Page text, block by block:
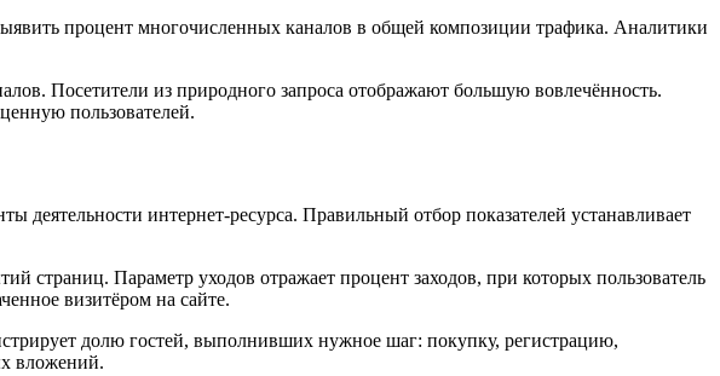
процент многочисленных каналов в общей композиции трафика. Аналитики
Посетители из природного запроса отображают большую вовлечённость.
пользователей.
интернет-ресурса. Правильный отбор показателей устанавливает
страниц. Параметр уходов отражает процент заходов, при которых пользователь
визитёром на сайте.
долю гостей, выполнивших нужное шаг: покупку, регистрацию,
вложений.